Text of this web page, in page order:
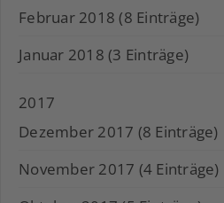
Februar 2018 (8 Einträge)
Januar 2018 (3 Einträge)
2017
Dezember 2017 (8 Einträge)
November 2017 (4 Einträge)